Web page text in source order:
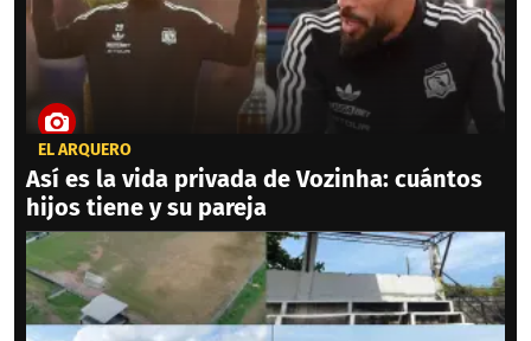
EL ARQUERO
Así es la vida privada de Vozinha: cuántos
hijos tiene y su pareja